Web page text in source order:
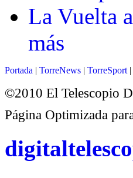
La Vuelta
más
Portada | TorreNews | TorreSport |
©2010 El Telescopio
Página Optimizada